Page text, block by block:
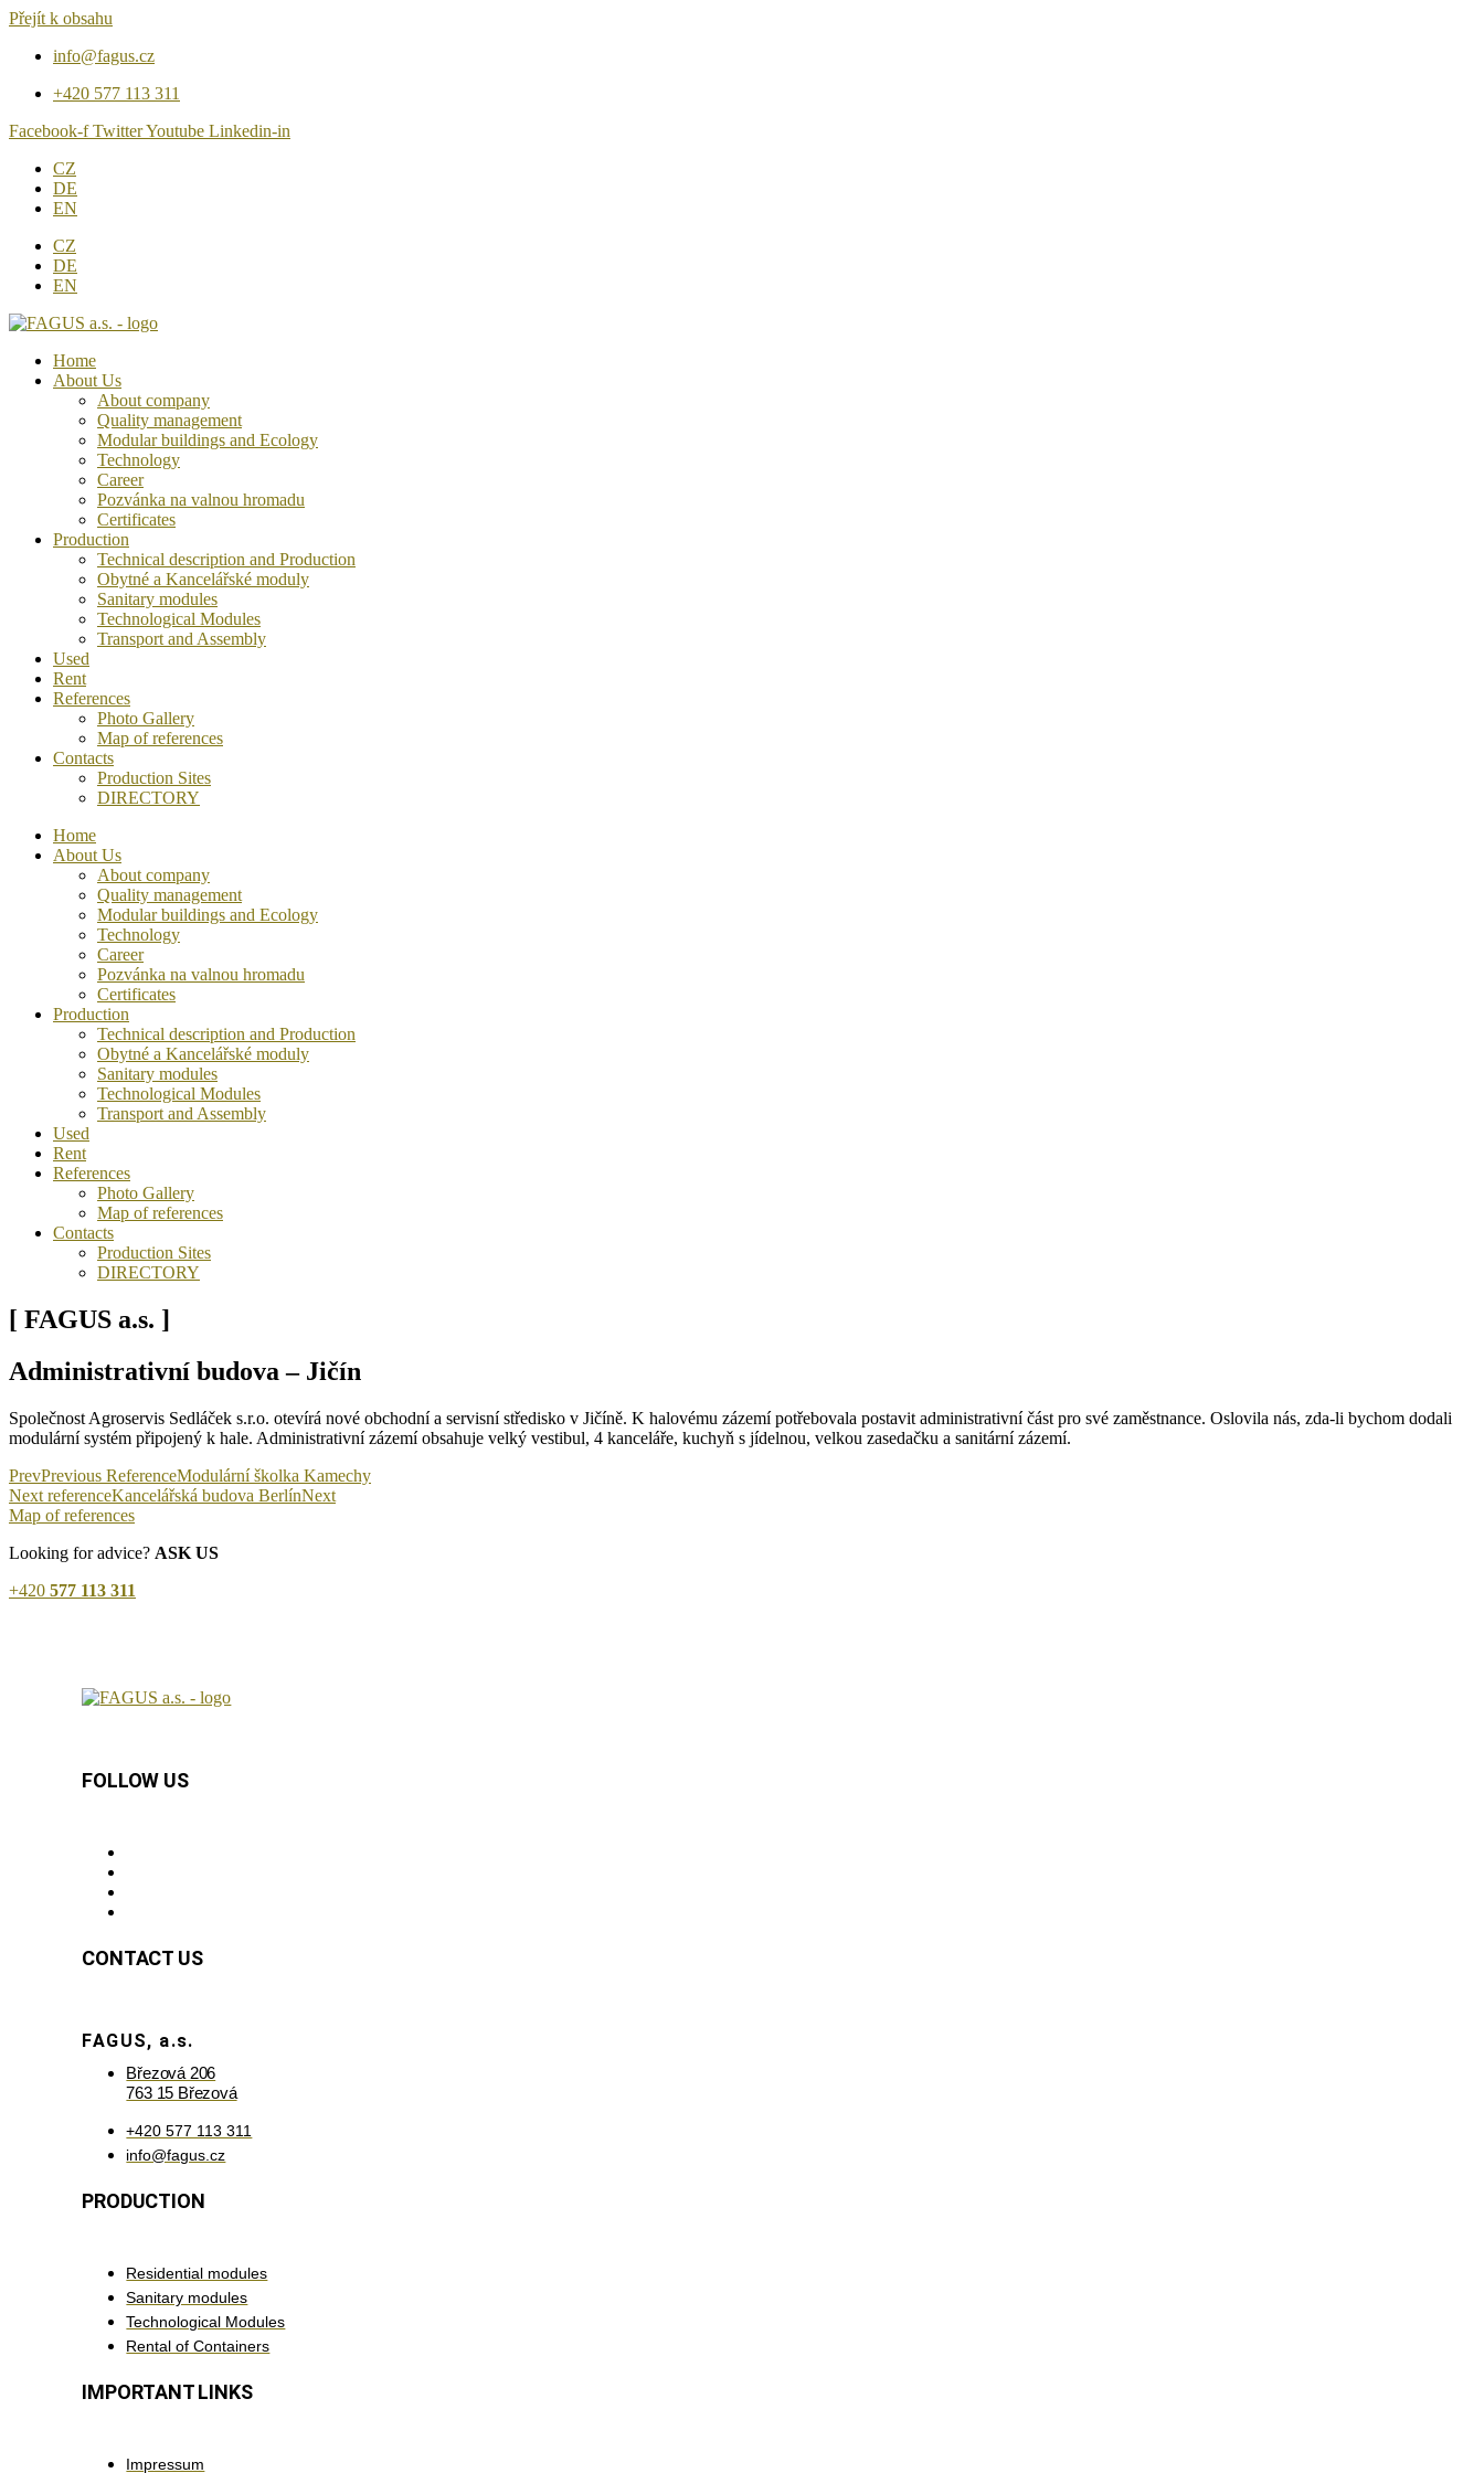
Přejít k obsahu
info@fagus.cz
+420 577 113 311
Facebook-f TwitterYoutube Linkedin-in
CZ
DE
EN
CZ
DE
EN
Home
About Us
About company
Quality management
Modular buildings and Ecology
Technology
Career
Pozvánka na valnou hromadu
Certificates
Production
Technical description and Production
Obytné a Kancelářské moduly
Sanitary modules
Technological Modules
Transport and Assembly
Used
Rent
References
Photo Gallery
Map of references
Contacts
Production Sites
DIRECTORY
Home
About Us
About company
Quality management
Modular buildings and Ecology
Technology
Career
Pozvánka na valnou hromadu
Certificates
Production
Technical description and Production
Obytné a Kancelářské moduly
Sanitary modules
Technological Modules
Transport and Assembly
Used
Rent
References
Photo Gallery
Map of references
Contacts
Production Sites
DIRECTORY
[ FAGUS a.s. ]
Administrativní budova – Jičín
Společnost Agroservis Sedláček s.r.o. otevírá nové obchodní a servisní středisko v Jičíně. K halovému zázemí potřebovala postavit administrativní část pro své zaměstnance. Oslovila nás, zda-li bychom dodali
modulární systém připojený k hale. Administrativní zázemí obsahuje velký vestibul, 4 kanceláře, kuchyň s jídelnou, velkou zasedačku a sanitární zázemí.
PrevPrevious ReferenceModulární školka Kamechy
Next referenceKancelářská budova BerlínNext
Map of references
Looking for advice? ASK US
+420 577 113 311
FOLLOW US
CONTACT US
FAGUS, a.s.
Březová 206
763 15 Březová
+420 577 113 311
info@fagus.cz
PRODUCTION
Residential modules
Sanitary modules
Technological Modules
Rental of Containers
IMPORTANT LINKS
Impressum